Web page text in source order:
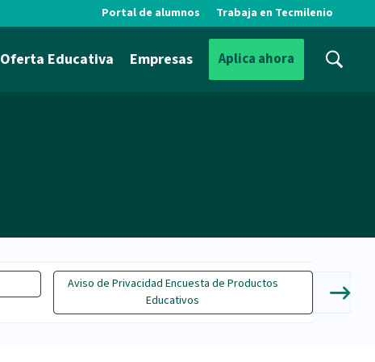
Portal de alumnos Trabaja en Tecmilenio
Oferta Educativa Empresas Aplica ahora
Aviso de Privacidad Encuesta de Productos
Educativos